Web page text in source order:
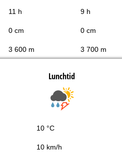
11 h 9 h
0 cm 0 cm
3 600 m 3 700 m
Lunchtid
10 °C
10 km/h